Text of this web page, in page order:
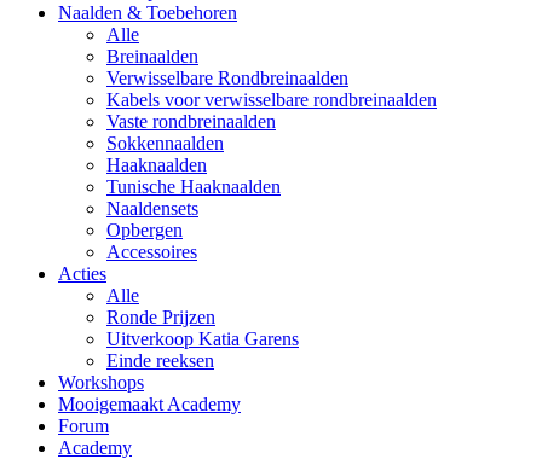
Naalden & Toebehoren
Alle
Breinaalden
Verwisselbare Rondbreinaalden
Kabels voor verwisselbare rondbreinaalden
Vaste rondbreinaalden
Sokkennaalden
Haaknaalden
Tunische Haaknaalden
Naaldensets
Opbergen
Accessoires
Acties
Alle
Ronde Prijzen
Uitverkoop Katia Garens
Einde reeksen
Workshops
Mooigemaakt Academy
Forum
Academy